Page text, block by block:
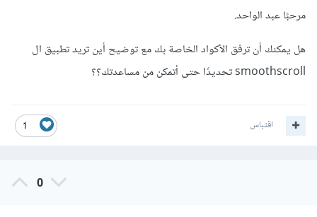
مرحبًا عبد الواحد.
هل يمكنك أن ترفق الأكواد الخاصة بك مع توضيح أين تريد تطبيق ال
smoothscroll تحديدًا حتى أتمكن من مساعدتك؟؟
1 اقتباس
0